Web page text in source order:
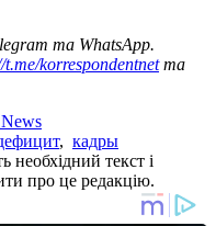
та WhatsApp.
t.me/korrespondentnetта
, кадры
необхідний текст і
про це редакцію.